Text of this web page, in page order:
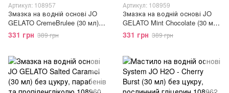
Артикул: 108957
Змазка на водній основі JO
GELATO CremeBrulee (30 мл)
без цукру, парабенів та
пропіленгліколю
331 грн 389 грн
Артикул: 108959
Змазка на водній основі JO
GELATO Mint Chocolate (30 мл)
без цукру, парабенів та
пропіленгліколю
331 грн 389 грн